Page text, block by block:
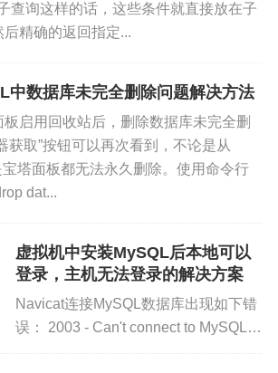
的取值：
长度、数字、大小写、特殊字符；
证长度、数字、大小写、特殊字
整个
特殊字符的个数；
YuanLei888/p/1371
查询这样的话，这些条件就直接放在子
精确的返回指定...
中数据库未完全删除问题解决方法
启用回收站后，删除数据库未完全删
获取”按钮可以再次看到，不论是从
塔面板都无法永久删除。使用命令行
dat...
虚拟机中安装MySQL后本地可以
登录，主机无法登录的解决方案
Navicat连接MySQL数据库出现如下错
误： 2003 - Can't connect to MySQL
server on '192.168.232...